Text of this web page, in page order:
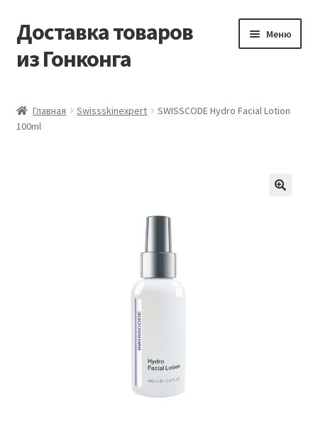
Перейти
к
навигации
Перейти
к
содержимому
Доставка товаров
из Гонконга
Меню
Контакты
Диагностика кондиционеров
Главная Swissskinexpert
SWISSCODE Hydro Facial Lotion
100ml